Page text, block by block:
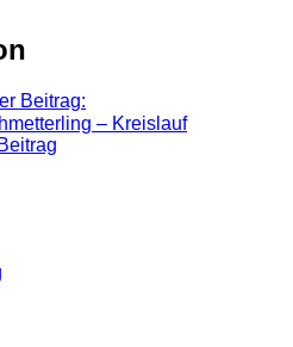
Beitrag:
– Kreislauf